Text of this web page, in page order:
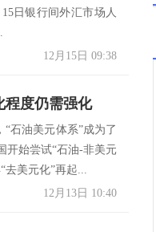
日银行间外汇市场人
12月15日 09:38
程度仍需强化
“石油美元体系”成为了
开始尝试“石油-非美元
去美元化”再起...
12月13日 10:40